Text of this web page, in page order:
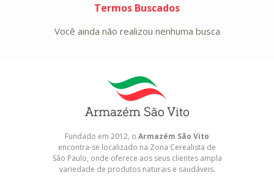
Termos Buscados
Você ainda não realizou nenhuma busca
Fundado em 2012, o Armazém São Vito
encontra-se localizado na Zona Cerealista de
São Paulo, onde oferece aos seus clientes ampla
variedade de produtos naturais e saudáveis.